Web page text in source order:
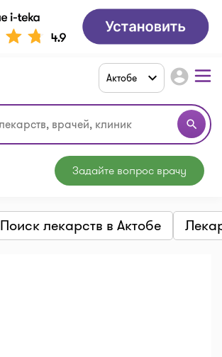
search
Актобе account_circle
Задайте вопрос врачу
Поиск лекарств в Актобе